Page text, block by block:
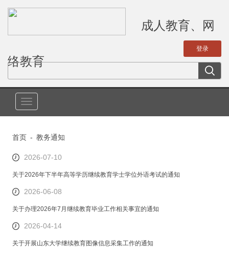
成人教育、网
络教育
切
换
航
首页 - 教务通知
2026-07-10
关于2026年下半年高等学历继续教育学士学位外语考试的通知
2026-06-08
关于办理2026年7月继续教育毕业工作相关事宜的通知
2026-04-14
关于开展山东大学继续教育图像信息采集工作的通知